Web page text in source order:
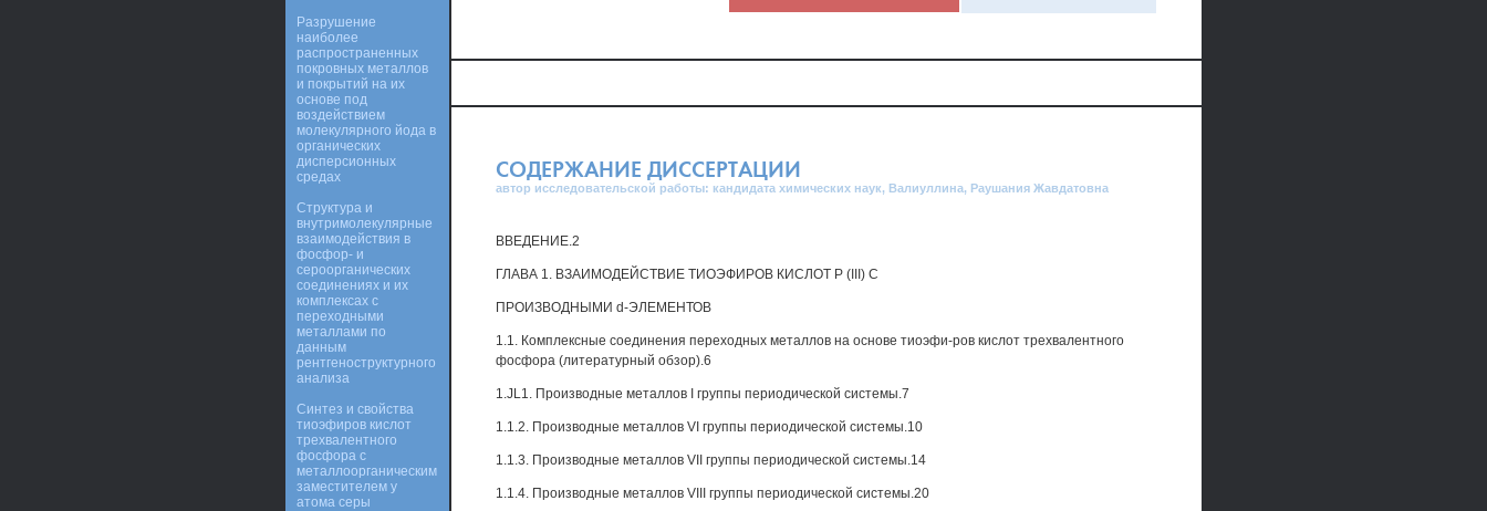
СОДЕРЖАНИЕ ДИССЕРТАЦИИ
автор исследовательской работы: кандидата химических наук, Валиуллина, Раушания Жавдатовна
ВВЕДЕНИЕ.2
ГЛАВА 1. ВЗАИМОДЕЙСТВИЕ ТИОЭФИРОВ КИСЛОТ Р (III) С
ПРОИЗВОДНЫМИ d-ЭЛЕМЕНТОВ
1.1. Комплексные соединения переходных металлов на основе тиоэфи-ров кислот трехвалентного
фосфора (литературный обзор).6
1.JL1. Производные металлов I группы периодической системы.7
1.1.2. Производные металлов VI группы периодической системы.10
1.1.3. Производные металлов VII группы периодической системы.14
1.1.4. Производные металлов VIII группы периодической системы.20
Разрушение
наиболее
распространенных
покровных металлов
и покрытий на их
основе под
воздействием
молекулярного йода в
органических
дисперсионных
средах
Структура и
внутримолекулярные
взаимодействия в
фосфор- и
сероорганических
соединениях и их
комплексах с
переходными
металлами по
данным
рентгеноструктурного
анализа
Синтез и свойства
тиоэфиров кислот
трехвалентного
фосфора с
металлоорганическим
заместителем у
атома серы